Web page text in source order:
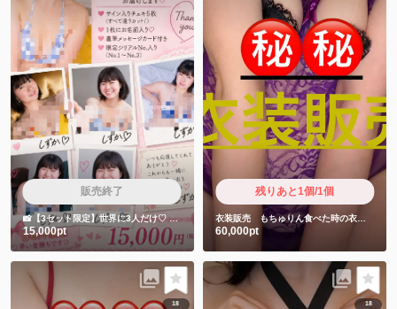
販売終了
📸【3セット限定】世界に3人だけ♡ しずかちゃん直筆サイン入りチェキ5枚セット
15,000pt
残りあと1個/1個
60,000pt
18 18